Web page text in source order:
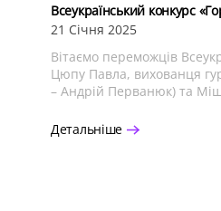
Всеукраїнський конкурс
21 Січня 2025
Вітаємо переможців
Цюпу Павла, вихованця
– Андрій Перванюк) та
Детальніше